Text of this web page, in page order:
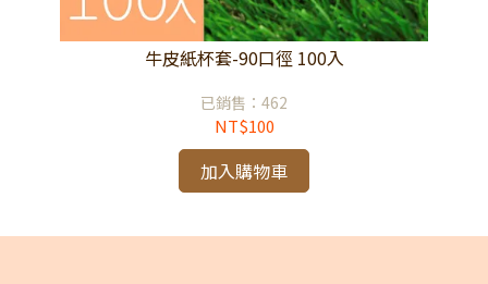
牛皮紙杯套-90口徑 100入
已銷售：462
NT$100
加入購物車